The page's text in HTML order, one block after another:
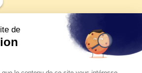
La visite pastorale du pape Léon
XIV à Assise à suivre sur KTO le
jeudi 6 août